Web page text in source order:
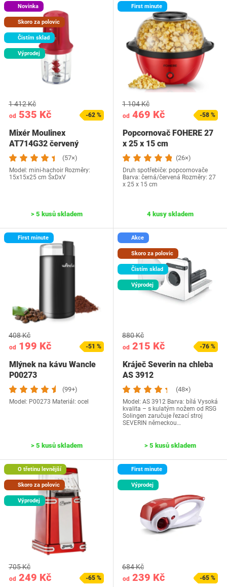
Novinka
Skoro za polovic
Čistím sklad
Výprodej
od 535 Kč
1 412 Kč
-62 %
Mixér Moulinex
AT714G32 červený
(57×)
Model: mini-hachoir Rozměry:
15x15x25 cm ŠxDxV
> 5 kusů skladem
First minute
od 469 Kč
1 104 Kč
-58 %
Popcornovač FOHERE 27
x 25 x 15 cm
(26×)
Druh spotřebiče: popcornovače
Barva: černá/červená Rozměry: ‎27
x 25 x 15 cm
4 kusy skladem
First minute
od 199 Kč
408 Kč
-51 %
Mlýnek na kávu Wancle
P00273
(99+)
Model: P00273 Materiál: ocel
> 5 kusů skladem
Akce
Skoro za polovic
Čistím sklad
Výprodej
od 215 Kč
880 Kč
-76 %
Kráječ Severin na chleba
AS 3912
(48×)
Model: AS 3912 Barva: bílá Vysoká
kvalita – s kulatým nožem od RSG
Solingen zaručuje řezací stroj
SEVERIN německou…
> 5 kusů skladem
O třetinu levnější
Skoro za polovic
Výprodej
od 249 Kč
705 Kč
-65 %
First minute
Výprodej
od 239 Kč
684 Kč
-65 %